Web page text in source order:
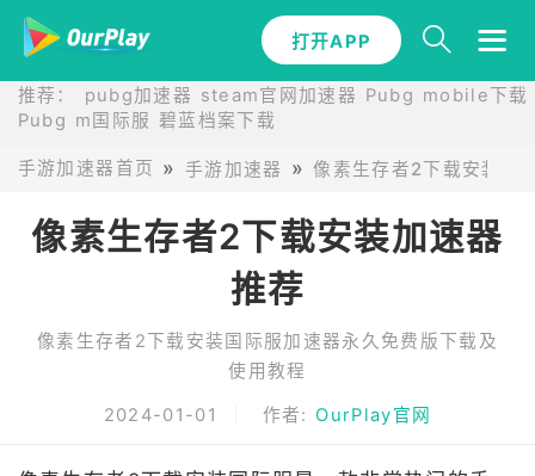
打开APP
推荐： pubg加速器 steam官网加速器 Pubg mobile下载
Pubg m国际服 碧蓝档案下载
手游加速器首页 手游加速器 像素生存者2下载安装国
像素生存者2下载安装加速器
推荐
像素生存者2下载安装国际服加速器永久免费版下载及
使用教程
2024-01-01 作者: OurPlay官网